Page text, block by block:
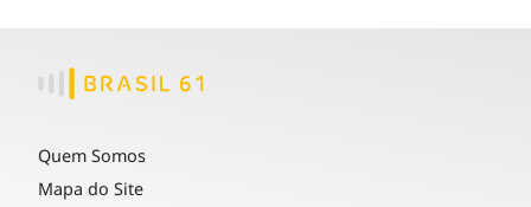
Quem Somos
Mapa do Site